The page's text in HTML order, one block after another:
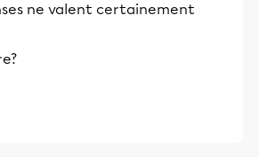
ne valent certainement